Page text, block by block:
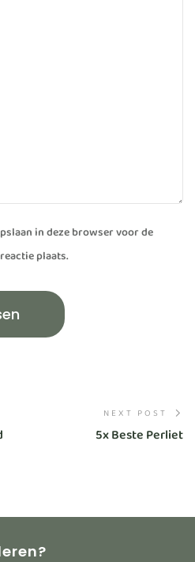
in deze browser voor de
plaats.
NEXT POST
5x Beste Perliet